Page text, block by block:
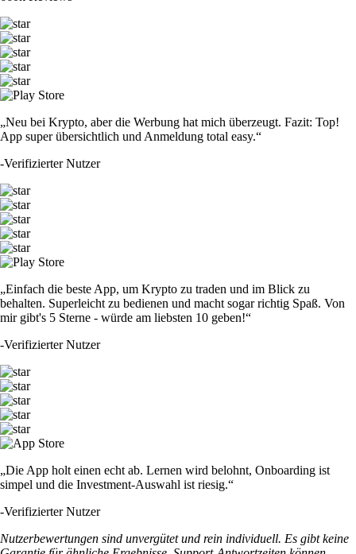
„Neu bei Krypto, aber die Werbung hat mich überzeugt. Fazit: Top!
App super übersichtlich und Anmeldung total easy.“
-Verifizierter Nutzer
„Einfach die beste App, um Krypto zu traden und im Blick zu
behalten. Superleicht zu bedienen und macht sogar richtig Spaß. Von
mir gibt's 5 Sterne - würde am liebsten 10 geben!“
-Verifizierter Nutzer
„Die App holt einen echt ab. Lernen wird belohnt, Onboarding ist
simpel und die Investment-Auswahl ist riesig.“
-Verifizierter Nutzer
Nutzerbewertungen sind unvergütet und rein individuell. Es gibt keine